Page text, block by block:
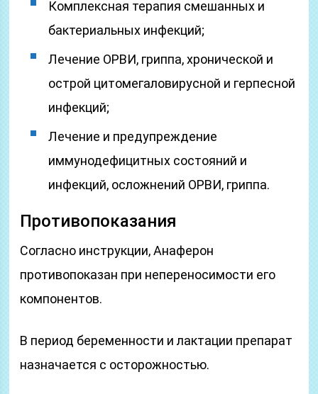
Комплексная терапия смешанных и
бактериальных инфекций;
Лечение ОРВИ, гриппа, хронической и
острой цитомегаловирусной и герпесной
инфекций;
Лечение и предупреждение
иммунодефицитных состояний и
инфекций, осложнений ОРВИ, гриппа.
Противопоказания
Согласно инструкции, Анаферон
противопоказан при непереносимости его
компонентов.
В период беременности и лактации препарат
назначается с осторожностью.